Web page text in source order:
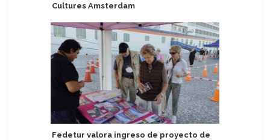
Cultures Amsterdam
Fedetur valora ingreso de proyecto de